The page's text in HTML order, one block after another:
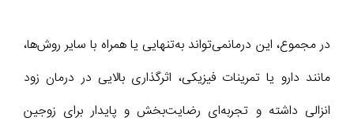
در مجموع، این درمانمی‌تواند به‌تنهایی یا همراه با سایر روش‌ها،
مانند دارو یا تمرینات فیزیکی، اثرگذاری بالایی در درمان زود
انزالی داشته و تجربه‌ای رضایت‌بخش و پایدار برای زوجین